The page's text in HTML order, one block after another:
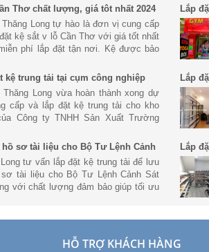
Thơ chất lượng, giá tôt nhất 2024
Long tự hào là đơn vị cung cấp
kệ sắt v lỗ Cần Thơ với giá tốt nhất
phí lắp đặt tận nơi. Kệ được bảo
kệ trung tải tại cụm công nghiệp
An
Thăng Long vừa hoàn thành xong dự
cấp và lắp đặt kệ trung tải cho kho
Công ty TNHH Sản Xuất Trường
An.
sơ tài liệu cho Bộ Tư Lệnh Cảnh
tư vấn lắp đặt kệ trung tải để lưu
tài liệu cho Bộ Tư Lệnh Cảnh Sát
với chất lượng đảm bảo giúp tối ưu
Lắp
Sport
Lắp
Lắp
HỖ TRỢ KHÁCH HÀNG